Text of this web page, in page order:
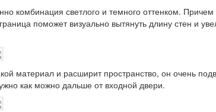
комбинация светлого и темного оттенком.
поможет визуально вытянуть длину стен и
материал и расширит пространство, он очень
как можно дальше от входной двери.